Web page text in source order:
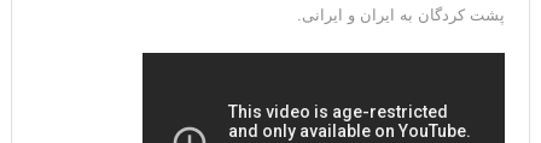
پشت کردگان به ایران و ایرانی.